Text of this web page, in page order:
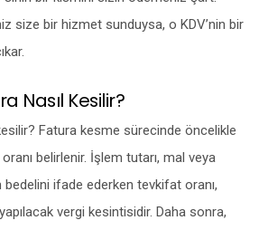
size bir hizmet sunduysa, o KDV’nin bir
Nasıl Kesilir?
Fatura kesme sürecinde öncelikle
belirlenir. İşlem tutarı, mal veya
bedelini ifade ederken tevkifat oranı,
vergi kesintisidir. Daha sonra,